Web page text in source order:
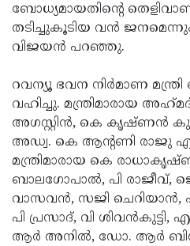
ബോധ്യമായതിന്റെ
തടിച്ചുകൂടിയ വൻ ജനമെന്നും
വിജയൻ പറഞ്ഞു.
റവന്യൂ ഭവന നിര്‍മാണ
വഹിച്ചു. മന്ത്രിമാരായ
അഗസ്റ്റിന്‍, കെ കൃഷ്ണന്‍
അഡ്വ. കെ ആന്റണി രാജു
മന്ത്രിമാരായ കെ
ബാലഗോപാല്‍, പി രാജീവ്,
വാസവന്‍, സജി ചെറിയാന്‍,
പി പ്രസാദ്, വി
ആര്‍ അനില്‍, ഡോ. ആര്‍